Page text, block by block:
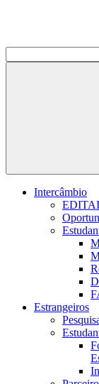
Intercâmbio
Estrangeiros